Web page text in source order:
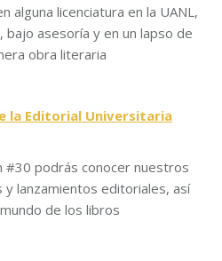
alguna licenciatura en la UANL,
bajo asesoría y en un lapso de
obra literaria
la Editorial Universitaria
#30 podrás conocer nuestros
lanzamientos editoriales, así
de los libros